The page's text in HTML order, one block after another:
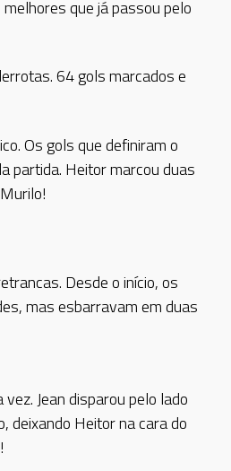
que já passou pelo
64 gols marcados e
Os gols que definiram o
partida. Heitor marcou duas
Desde o início, os
mas esbarravam em duas
Jean disparou pelo lado
deixando Heitor na cara do